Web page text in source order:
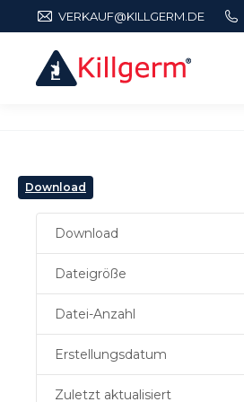
VERKAUF@KILLGERM.DE
Download
Download
Dateigröße
Datei-Anzahl
Erstellungsdatum
Zuletzt aktualisiert